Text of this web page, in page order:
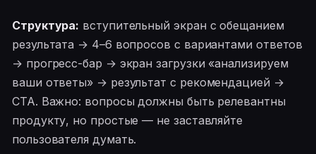
Структура: вступительный экран с обещанием
результата → 4–6 вопросов с вариантами ответов
→ прогресс-бар → экран загрузки «анализируем
ваши ответы» → результат с рекомендацией →
CTA. Важно: вопросы должны быть релевантны
продукту, но простые — не заставляйте
пользователя думать.